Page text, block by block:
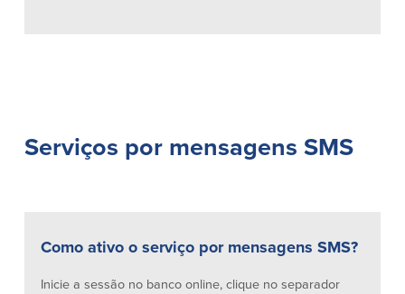
Serviços por mensagens SMS
Como ativo o serviço por mensagens SMS?
Inicie a sessão no banco online, clique no separador